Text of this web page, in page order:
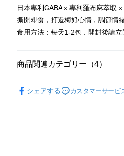
1.お支払い方法でAFTEE代金後払いを
ドウが表示されます。
2.SMSで認証してお支払い手続を進め
3.注文するときのお支払いは不要です
員の場合は、AFTEE アプリプッシュ通
ングでお支払いください。
ATM払い
全家付款取貨
付款後全家取貨
日本專利GABA x 專利羅布麻萃取
撕開即食，打造梅好心情，調節情
食用方法：每天1-2包，開封後請立
商品関連カテゴリー（4）
シェアする カスタマーサービ